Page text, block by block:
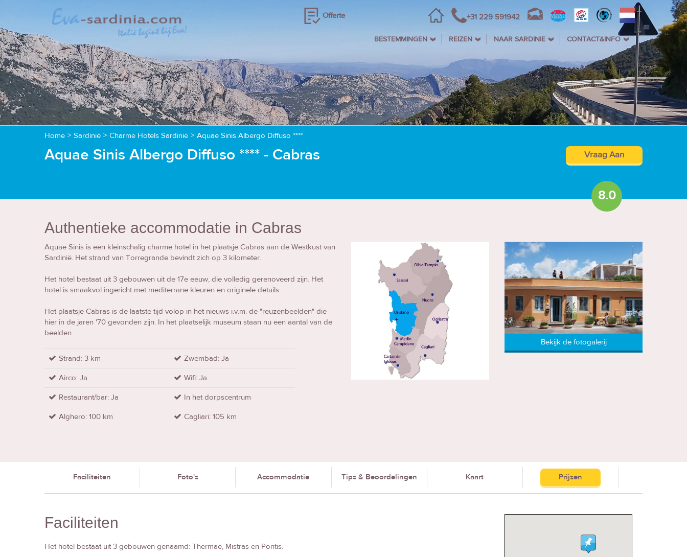
Offerte +31 229 591942
BESTEMMINGEN REIZEN NAAR SARDINIE CONTACT&INFO
Home > Sardinië > Charme Hotels Sardinië > Aquae Sinis Albergo Diffuso ****
Aquae Sinis Albergo Diffuso **** - Cabras Vraag Aan
8.0
Authentieke accommodatie in Cabras
Aquae Sinis is een kleinschalig charme hotel in het plaatsje Cabras aan de Westkust van
Sardinië. Het strand van Torregrande bevindt zich op 3 kilometer.
Het hotel bestaat uit 3 gebouwen uit de 17e eeuw, die volledig gerenoveerd zijn. Het
hotel is smaakvol ingericht met mediterrane kleuren en originele details.
Het plaatsje Cabras is de laatste tijd volop in het nieuws i.v.m. de "reuzenbeelden" die
hier in de jaren '70 gevonden zijn. In het plaatselijk museum staan nu een aantal van de
beelden.
Strand: 3 km
Zwembad: Ja
Airco: Ja
Wifi: Ja
Restaurant/bar: Ja
In het dorpscentrum
Alghero: 100 km
Cagliari: 105 km
Bekijk de fotogalerij
Faciliteiten Foto's Accommodatie Tips & Beoordelingen Kaart Prijzen
Faciliteiten
Het hotel bestaat uit 3 gebouwen genaamd: Thermae, Mistras en Pontis.